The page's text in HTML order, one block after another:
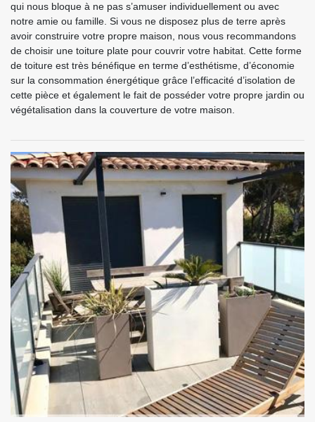
qui nous bloque à ne pas s’amuser individuellement ou avec
notre amie ou famille. Si vous ne disposez plus de terre après
avoir construire votre propre maison, nous vous recommandons
de choisir une toiture plate pour couvrir votre habitat. Cette forme
de toiture est très bénéfique en terme d’esthétisme, d’économie
sur la consommation énergétique grâce l’efficacité d’isolation de
cette pièce et également le fait de posséder votre propre jardin ou
végétalisation dans la couverture de votre maison.